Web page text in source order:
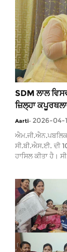
SDM ਲਾਲ
ਜ਼ਿਲ੍ਹਾ ਕਪੂਰਥਲਾ
Aarti- 2026-04-
ਸੀ.ਬੀ.ਐਸ.ਈ. ਦੀ
ਹਾਸਿਲ ਕੀਤਾ ਹੈ।